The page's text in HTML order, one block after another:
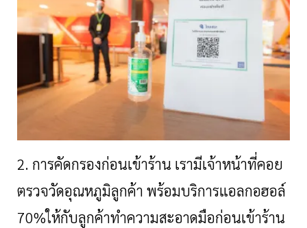
2. การคัดกรองก่อนเข้าร้าน เรามีเจ้าหน้าที่คอย
ตรวจวัดอุณหภูมิลูกค้า พร้อมบริการแอลกอฮอล์
70%ให้กับลูกค้าทำความสะอาดมือก่อนเข้าร้าน